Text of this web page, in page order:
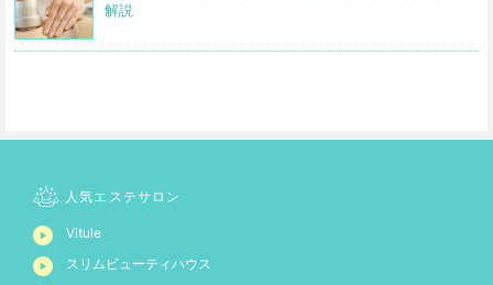
解説
人気エステサロン
Vitule
スリムビューティハウス